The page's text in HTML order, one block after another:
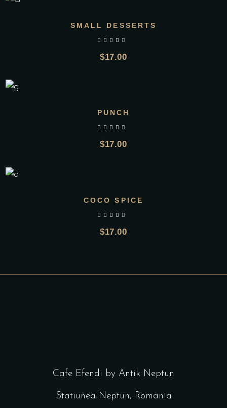
SMALL DESSERTS
$17.00
PUNCH
$17.00
COCO SPICE
$17.00
Cafe Efendi by Antik Neptun
Statiunea Neptun, Romania